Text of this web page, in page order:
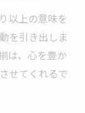
以上の意味を
を引き出しま
は、心を豊か
せてくれるで